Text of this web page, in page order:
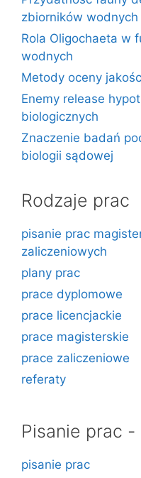
zbiorników wodnych
Rola Oligochaeta w
wodnych
Metody oceny
Enemy release
biologicznych
Znaczenie badań
biologii sądowej
Rodzaje prac
pisanie prac
zaliczeniowych
plany prac
prace dyplomowe
prace licencjackie
prace magisterskie
prace zaliczeniowe
referaty
Pisanie prac
pisanie prac